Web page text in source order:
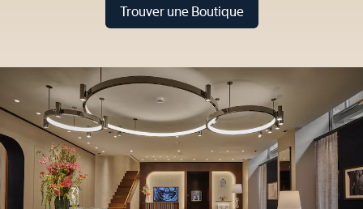
Trouver une Boutique